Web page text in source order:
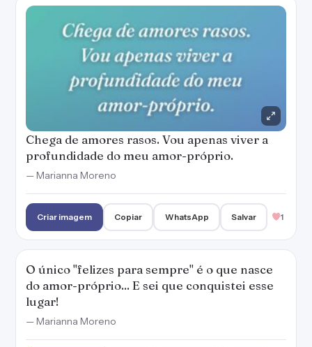
Chega de amores rasos. Vou apenas viver a
profundidade do meu amor-próprio.
— Marianna Moreno
Criar imagem Copiar WhatsApp Salvar 1
O único "felizes para sempre" é o que nasce
do amor-próprio... E sei que conquistei esse
lugar!
— Marianna Moreno